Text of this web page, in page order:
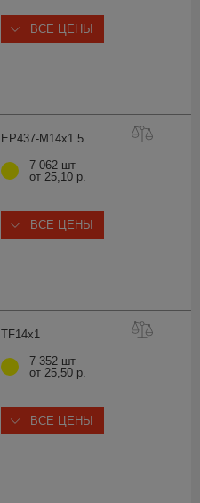
ВСЕ ЦЕНЫ
EP437-M14x1.5
7 062 шт
от 25,10 р.
ВСЕ ЦЕНЫ
TF14x1
7 352 шт
от 25,50 р.
ВСЕ ЦЕНЫ